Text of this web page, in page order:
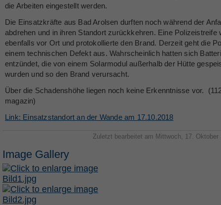
die Arbeiten eingestellt werden.
Die Einsatzkräfte aus Bad Arolsen durften noch während der
abdrehen und in ihren Standort zurückkehren. Eine Polizeistreife
ebenfalls vor Ort und protokollierte den Brand. Derzeit geht die
einem technischen Defekt aus. Wahrscheinlich hatten sich
entzündet, die von einem Solarmodul außerhalb der Hütte
wurden und so den Brand verursacht.
Über die Schadenshöhe liegen noch keine Erkenntnisse vor.
magazin)
Link: Einsatzstandort an der Wande am 17.10.2018
Zuletzt bearbeitet am Mittwoch, 17. Oktober
Image Gallery